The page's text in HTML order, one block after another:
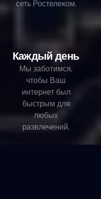
сеть Ростелеком.
Каждый день
Мы заботимся,
чтобы Ваш
интернет был
быстрым для
любых
развлечений.